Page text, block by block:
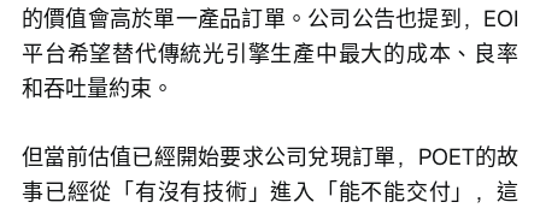
的價值會高於單一產品訂單。公司公告也提到，EOI
平台希望替代傳統光引擎生產中最大的成本、良率
和吞吐量約束。
但當前估值已經開始要求公司兌現訂單，POET的故
事已經從「有沒有技術」進入「能不能交付」，這